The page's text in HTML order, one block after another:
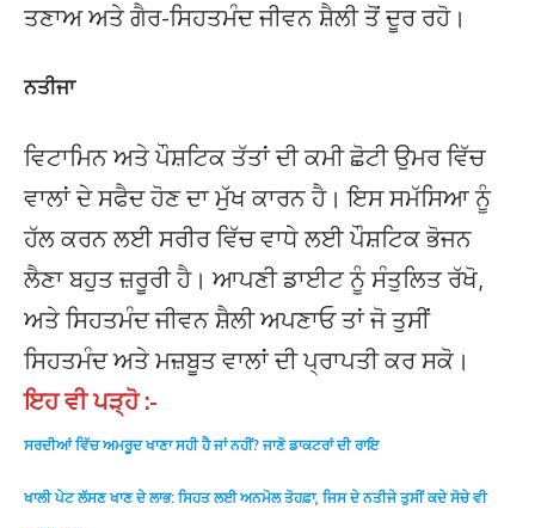
ਤਣਾਅ ਅਤੇ ਗੈਰ-ਸਿਹਤਮੰਦ ਜੀਵਨ ਸ਼ੈਲੀ ਤੋਂ ਦੂਰ ਰਹੋ।
ਨਤੀਜਾ
ਵਿਟਾਮਿਨ ਅਤੇ ਪੌਸ਼ਟਿਕ ਤੱਤਾਂ ਦੀ ਕਮੀ ਛੋਟੀ ਉਮਰ ਵਿੱਚ
ਵਾਲਾਂ ਦੇ ਸਫੈਦ ਹੋਣ ਦਾ ਮੁੱਖ ਕਾਰਨ ਹੈ। ਇਸ ਸਮੱਸਿਆ ਨੂੰ
ਹੱਲ ਕਰਨ ਲਈ ਸਰੀਰ ਵਿੱਚ ਵਾਧੇ ਲਈ ਪੌਸ਼ਟਿਕ ਭੋਜਨ
ਲੈਣਾ ਬਹੁਤ ਜ਼ਰੂਰੀ ਹੈ। ਆਪਣੀ ਡਾਈਟ ਨੂੰ ਸੰਤੁਲਿਤ ਰੱਖੋ,
ਅਤੇ ਸਿਹਤਮੰਦ ਜੀਵਨ ਸ਼ੈਲੀ ਅਪਣਾਓ ਤਾਂ ਜੋ ਤੁਸੀਂ
ਸਿਹਤਮੰਦ ਅਤੇ ਮਜ਼ਬੂਤ ਵਾਲਾਂ ਦੀ ਪ੍ਰਾਪਤੀ ਕਰ ਸਕੋ।
ਇਹ ਵੀ ਪੜ੍ਹੋ :-
ਸਰਦੀਆਂ ਵਿੱਚ ਅਮਰੂਦ ਖਾਣਾ ਸਹੀ ਹੈ ਜਾਂ ਨਹੀਂ? ਜਾਣੋ ਡਾਕਟਰਾਂ ਦੀ ਰਾਇ
ਖਾਲੀ ਪੇਟ ਲੱਸਣ ਖਾਣ ਦੇ ਲਾਭ: ਸਿਹਤ ਲਈ ਅਨਮੋਲ ਤੋਹਫ਼ਾ, ਜਿਸ ਦੇ ਨਤੀਜੇ ਤੁਸੀਂ ਕਦੇ ਸੋਚੇ ਵੀ